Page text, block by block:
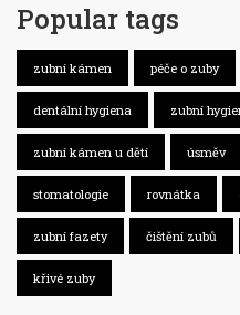
Popular tags
zubní kámen péče o zuby
dentální hygiena zubní
zubní kámen u dětí úsměv
stomatologie rovnátka
zubní fazety čištění zubů
křivé zuby